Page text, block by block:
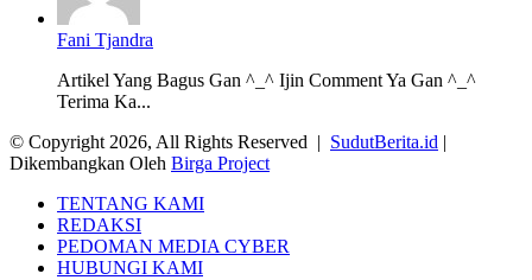
Fani Tjandra
Artikel Yang Bagus Gan ^_^ Ijin Comment Ya Gan ^_^
Terima Ka...
© Copyright 2026, All Rights Reserved | SudutBerita.id |
Dikembangkan Oleh Birga Project
TENTANG KAMI
REDAKSI
PEDOMAN MEDIA CYBER
HUBUNGI KAMI